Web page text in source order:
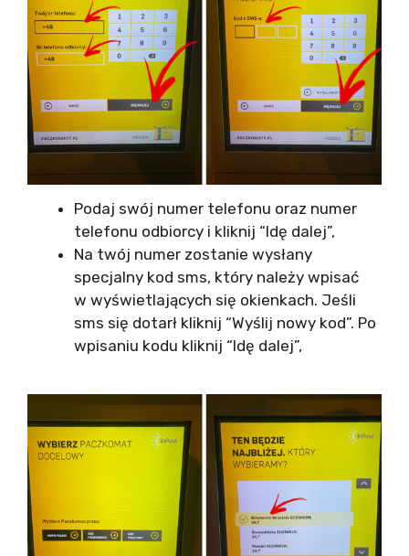
Podaj swój numer telefonu oraz numer
telefonu odbiorcy i kliknij “Idę dalej”,
Na twój numer zostanie wysłany
specjalny kod sms, który należy wpisać
w wyświetlających się okienkach. Jeśli
sms się dotarł kliknij “Wyślij nowy kod”. Po
wpisaniu kodu kliknij “Idę dalej”,